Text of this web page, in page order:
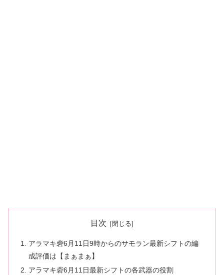
目次
アラマキ砦6月11日9時からのサモラン最新シフトの編
成評価は【まぁまぁ】
アラマキ砦6月11日最新シフトの各武器の役割